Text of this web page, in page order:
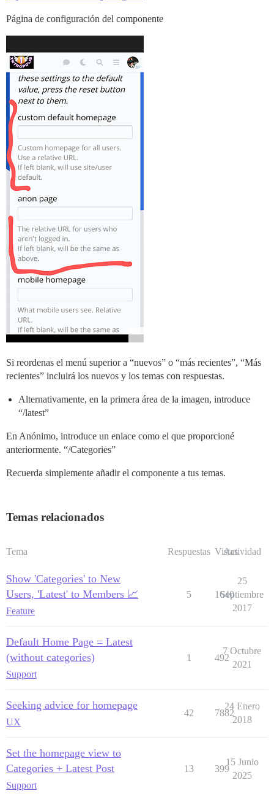
Página de configuración del componente
Si reordenas el menú superior a “nuevos” o “más recientes”, “Más
recientes” incluirá los nuevos y los temas con respuestas.
Alternativamente, en la primera área de la imagen, introduce
“/latest”
En Anónimo, introduce un enlace como el que proporcioné
anteriormente. “/Categories”
Recuerda simplemente añadir el componente a tus temas.
Temas relacionados
Tema Respuestas Vistas
Actividad
Show 'Categories' to New
Users, 'Latest' to Members 📈
Feature
5 1640
25
Septiembre
2017
Default Home Page = Latest
(without categories)
Support
1 492
7 Octubre
2021
Seeking advice for homepage
UX
42 7882
24 Enero
2018
Set the homepage view to
Categories + Latest Post
Support
13 399
15 Junio
2025